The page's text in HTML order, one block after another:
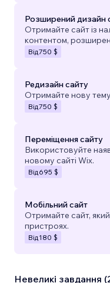
Розширений дизайн
Отримайте сайт із
контентом,
Від750 $
Редизайн сайту
Отримайте нову
Від750 $
Переміщення сайту
Використовуйте
новому сайті Wix.
Від 695 $
Мобільний сайт
Отримайте сайт,
пристроях.
Від 180 $
Невеликі завдання